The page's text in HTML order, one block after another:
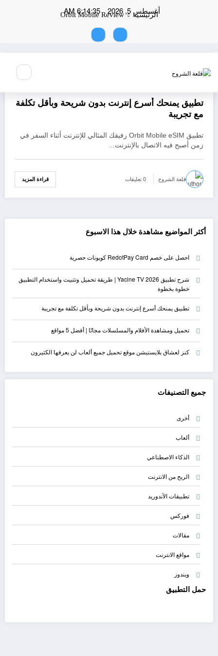
أغسطس 5, 2026 6:14:35 AM الرئيسية Orbit Mobile Review
تطبيق يمنحك أسرع إنترنت بدون شريحة وبأقل تكلفة
مع تجريبة
تطبيق Orbit Mobile eSIM رفيقك المثالي للإنترنت أثناء السفر في
زمن أصبح فيه الاتصال بالإنترنت…
قلعة الشروح 0 تعليقات قراءة المزيد
أكثر المواضيع مشاهدة خلال هذا الاسبوع
احصل على خصم RedotPay Card كوبونات حصرية
شرح تطبيق Yacine TV 2026 | طريقة تحميل وتثبيت واستخدام التطبيق
خطوة بخطوة
تطبيق يمنحك أسرع إنترنت بدون شريحة وبأقل تكلفة مع تجريبة
تحميل ومشاهدة الأفلام والمسلسلات مجانًا | أفضل 5 مواقع
كنز لعشاق بلايستيشن موقع تحميل جميع ألعاب لن يعرفها الكثيرون
جميع التصنيفات
أخرى
ألعاب
الذكاء الاصطناعي
الربح من الانترنت
تطبيقات الأندوريد
فوركس
مقالات
مواقع الانترنت
ويندوز
حمل التطبيق